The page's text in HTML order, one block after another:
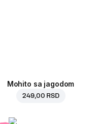
Mohito sa jagodom
249,00 RSD